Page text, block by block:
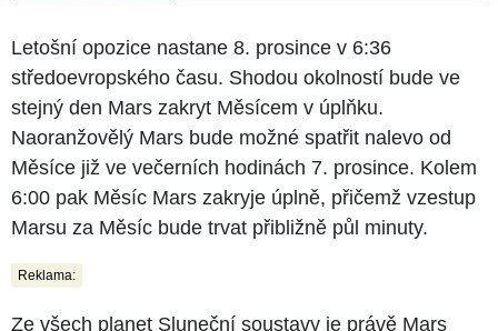
Letošní opozice nastane 8. prosince v 6:36
středoevropského času. Shodou okolností bude ve
stejný den Mars zakryt Měsícem v úplňku.
Naoranžovělý Mars bude možné spatřit nalevo od
Měsíce již ve večerních hodinách 7. prosince. Kolem
6:00 pak Měsíc Mars zakryje úplně, přičemž vzestup
Marsu za Měsíc bude trvat přibližně půl minuty.
Reklama:
Ze všech planet Sluneční soustavy je právě Mars